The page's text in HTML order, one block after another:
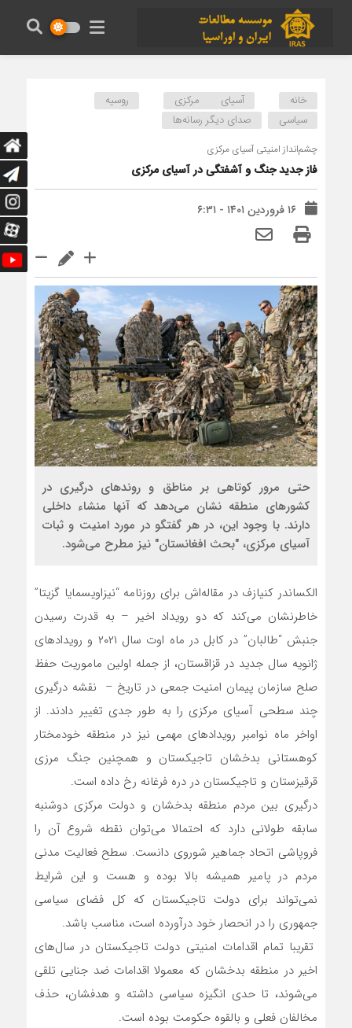
خانه آسیای مرکزی
روسیه
سیاسی
صدای دیگر رسانه‌ها
چشم‌انداز امنیتی آسیای مرکزی
فاز جدید جنگ و آشفتگی در آسیای مرکزی
۱۶ فروردین ۱۴۰۱ - ۶:۳۱
حتی مرور کوتاهی بر مناطق و روندهای درگیری در
کشورهای منطقه نشان می‌دهد که آنها منشاء داخلی
دارند. با وجود این، در هر گفتگو در مورد امنیت و ثبات
آسیای مرکزی، "بحث افغانستان" نیز مطرح می‌شود.
الکساندر کنیازف در مقاله‌اش برای روزنامه “نیزاویسمایا گزیتا”
خاطرنشان می‌کند که دو رویداد اخیر – به قدرت رسیدن
جنبش “طالبان” در کابل در ماه اوت سال ۲۰۲۱ و رویدادهای
ژانویه سال جدید در قزاقستان، از جمله اولین ماموریت حفظ
صلح سازمان پیمان امنیت جمعی در تاریخ – نقشه درگیری
چند سطحی آسیای مرکزی را به طور جدی تغییر دادند. از
اواخر ماه نوامبر رویدادهای مهمی نیز در منطقه خودمختار
کوهستانی بدخشان تاجیکستان و همچنین جنگ مرزی
قرقیزستان و تاجیکستان در دره فرغانه رخ داده است.
درگیری بین مردم منطقه بدخشان و دولت مرکزی دوشنبه
سابقه طولانی دارد که احتمالا می‌توان نقطه شروع آن را
فروپاشی اتحاد جماهیر شوروی دانست. سطح فعالیت مدنی
مردم در پامیر همیشه بالا بوده و هست و این شرایط
نمی‌تواند برای دولت تاجیکستان که کل فضای سیاسی
جمهوری را در انحصار خود درآورده است، مناسب باشد.
تقریبا تمام اقدامات امنیتی دولت تاجیکستان در سال‌های
اخیر در منطقه بدخشان که معمولا اقدامات ضد جنایی تلقی
می‌شوند، تا حدی انگیزه سیاسی داشته و هدفشان، حذف
مخالفان فعلی و بالقوه حکومت بوده است.